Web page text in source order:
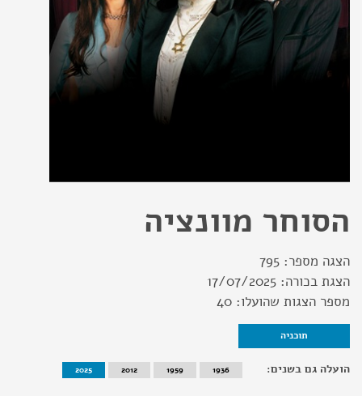
הסוחר מוונציה
הצגה מספר: 795
הצגת בכורה: 17/07/2025
מספר הצגות שהועלו: 40
תוכניה
הועלה גם בשנים: 1936
1959
2012
2025